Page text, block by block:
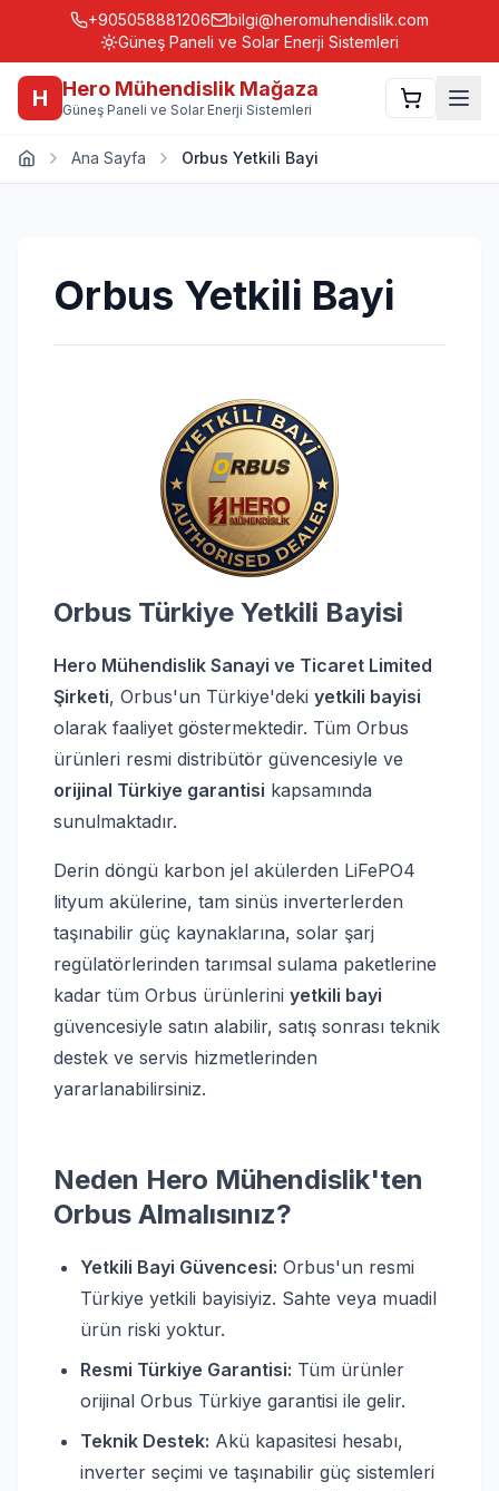
+905058881206
bilgi@heromuhendislik.com
Güneş Paneli ve Solar Enerji Sistemleri
H Hero Mühendislik Mağaza
Güneş Paneli ve Solar Enerji Sistemleri
Ana Sayfa Orbus Yetkili Bayi
Orbus Yetkili Bayi
Orbus Türkiye Yetkili Bayisi
Hero Mühendislik Sanayi ve Ticaret Limited
Şirketi, Orbus'un Türkiye'deki yetkili bayisi
olarak faaliyet göstermektedir. Tüm Orbus
ürünleri resmi distribütör güvencesiyle ve
orijinal Türkiye garantisi kapsamında
sunulmaktadır.
Derin döngü karbon jel akülerden LiFePO4
lityum akülerine, tam sinüs inverterlerden
taşınabilir güç kaynaklarına, solar şarj
regülatörlerinden tarımsal sulama paketlerine
kadar tüm Orbus ürünlerini yetkili bayi
güvencesiyle satın alabilir, satış sonrası teknik
destek ve servis hizmetlerinden
yararlanabilirsiniz.
Neden Hero Mühendislik'ten
Orbus Almalısınız?
Yetkili Bayi Güvencesi: Orbus'un resmi
Türkiye yetkili bayisiyiz. Sahte veya muadil
ürün riski yoktur.
Resmi Türkiye Garantisi: Tüm ürünler
orijinal Orbus Türkiye garantisi ile gelir.
Teknik Destek: Akü kapasitesi hesabı,
inverter seçimi ve taşınabilir güç sistemleri